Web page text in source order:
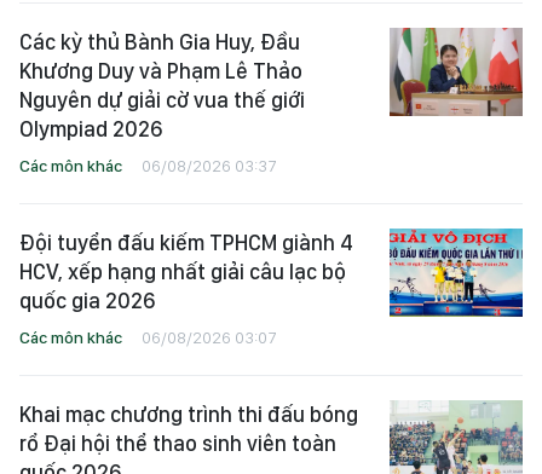
Các kỳ thủ Bành Gia Huy, Đầu
Khương Duy và Phạm Lê Thảo
Nguyên dự giải cờ vua thế giới
Olympiad 2026
Các môn khác 06/08/2026 03:37
Đội tuyển đấu kiếm TPHCM giành 4
HCV, xếp hạng nhất giải câu lạc bộ
quốc gia 2026
Các môn khác 06/08/2026 03:07
Khai mạc chương trình thi đấu bóng
rổ Đại hội thể thao sinh viên toàn